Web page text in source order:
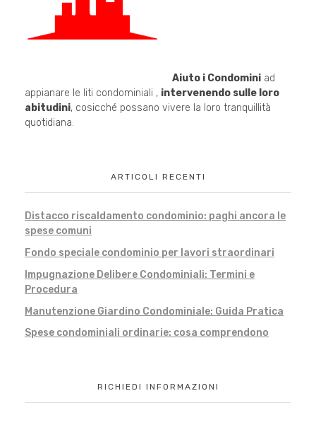
Aiuto i Condominiad
appianare le liti condominiali , intervenendo sulle loro
abitudini, cosicché possano vivere la loro tranquillità
quotidiana.
ARTICOLI RECENTI
Distacco riscaldamento condominio: paghi ancora le
spese comuni
Fondo speciale condominio per lavori straordinari
Impugnazione Delibere Condominiali: Termini e
Procedura
Manutenzione Giardino Condominiale: Guida Pratica
Spese condominiali ordinarie: cosa comprendono
RICHIEDI INFORMAZIONI